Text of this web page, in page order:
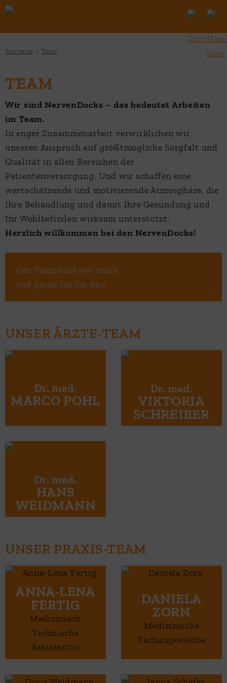
Startseite Team
TEAM
Wir sind NervenDocks – das bedeutet Arbeiten
im Team.
In enger Zusammenarbeit verwirklichen wir
unseren Anspruch auf größtmögliche Sorgfalt und
Qualität in allen Bereichen der
Patientenversorgung. Und wir schaffen eine
wertschätzende und motivierende Atmosphäre, die
Ihre Behandlung und damit Ihre Gesundung und
Ihr Wohlbefinden wirksam unterstützt.
Herzlich willkommen bei den NervenDocks!
»Im Team sind wir stark
und gerne für Sie da.«
UNSER ÄRZTE-TEAM
MARCO POHL
VIKTORIA
SCHREIBER
HANS
WEIDMANN
UNSER PRAXIS-TEAM
ANNA-LENA
FERTIG
Medizinisch
Technische
Assistentin
DANIELA
ZORN
Medizinische
Fachangestellte